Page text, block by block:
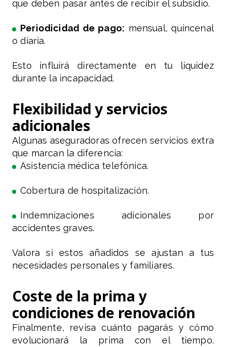
que deben pasar antes de recibir el subsidio.
Periodicidad de pago: mensual, quincenal
o diaria.
Esto influirá directamente en tu liquidez
durante la incapacidad.
Flexibilidad y servicios
adicionales
Algunas aseguradoras ofrecen servicios extra
que marcan la diferencia:
Asistencia médica telefónica.
Cobertura de hospitalización.
Indemnizaciones adicionales por
accidentes graves.
Valora si estos añadidos se ajustan a tus
necesidades personales y familiares.
Coste de la prima y
condiciones de renovación
Finalmente, revisa cuánto pagarás y cómo
evolucionará la prima con el tiempo.